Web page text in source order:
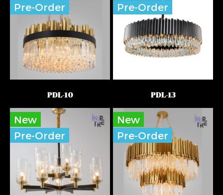
Pre-Order
PDL-10
Pre-Order
PDL-13
New
Pre-Order
New
Pre-Order